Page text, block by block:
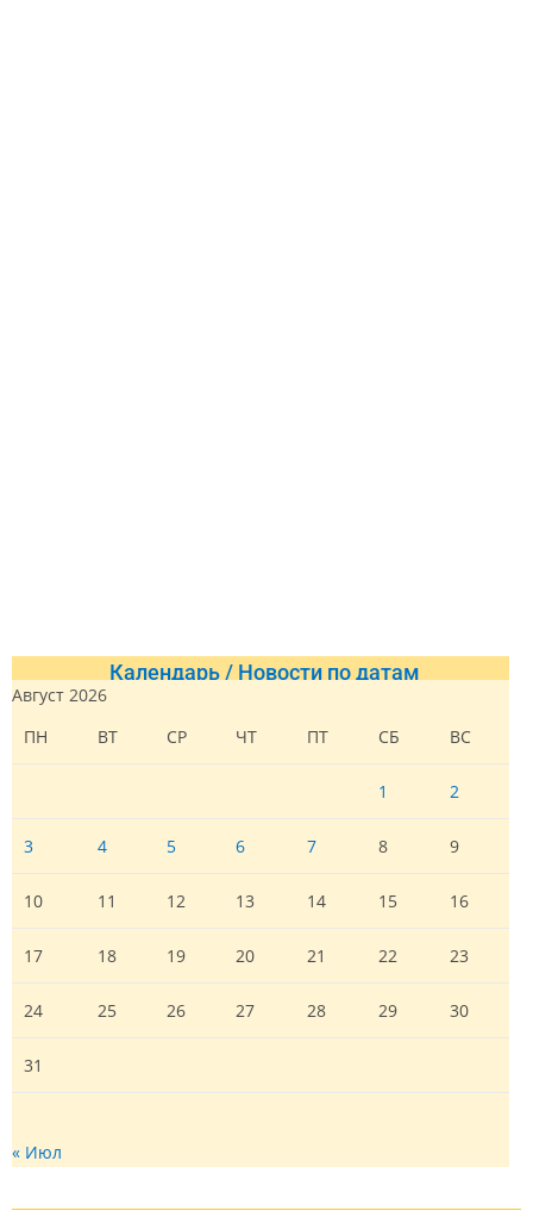
Календарь / Новости по датам
Август 2026
ПН
ВТ СР ЧТ ПТ СБ ВС
1 2
3 4 5 6 7 8 9
10 11 12 13 14 15 16
17 18 19 20 21 22 23
24 25 26 27 28 29 30
31
« Июл